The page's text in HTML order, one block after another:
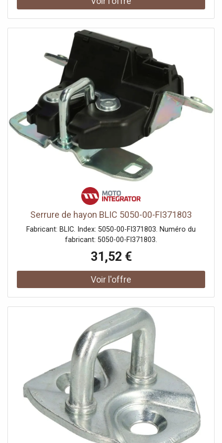
Serrure de hayon BLIC 5050-00-FI371803
Fabricant: BLIC. Index: 5050-00-FI371803. Numéro du
fabricant: 5050-00-FI371803.
31,52 €